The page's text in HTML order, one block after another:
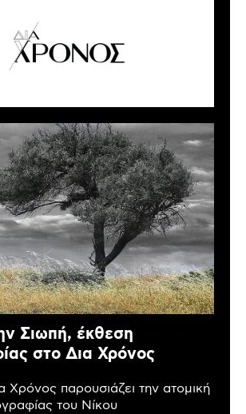
Σιωπή, έκθεση
στο Δια Χρόνος
Χρόνος παρουσιάζει την ατομική
του Νίκου